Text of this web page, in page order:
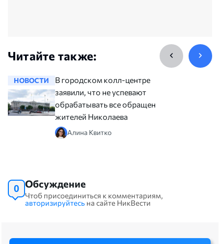
Читайте также:
НОВОСТИ
В городском колл-центре
заявили, что не успевают
обрабатывать все обращения
жителей Николаева
Алина Квитко
0 Обсуждение
Чтоб присоединиться к комментариям,
авторизируйтесь на сайте НикВести